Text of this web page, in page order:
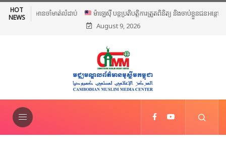
HOT
NEWS
ម៉ាឡេស៊ី បន្តប្រតិបត្តិការត្រួតពិនិត្យ និងចាប់ខ្លួនជនអន្តោប្រវេសន៍ខុស
ច្បាប់ទូទាំងប្រទេស
August 9, 2026